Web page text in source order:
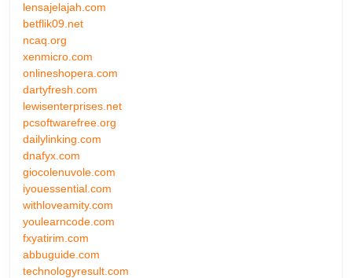
lensajelajah.com
betflik09.net
ncaq.org
xenmicro.com
onlineshopera.com
dartyfresh.com
lewisenterprises.net
pcsoftwarefree.org
dailylinking.com
dnafyx.com
giocolenuvole.com
iyouessential.com
withloveamity.com
youlearncode.com
fxyatirim.com
abbuguide.com
technologyresult.com